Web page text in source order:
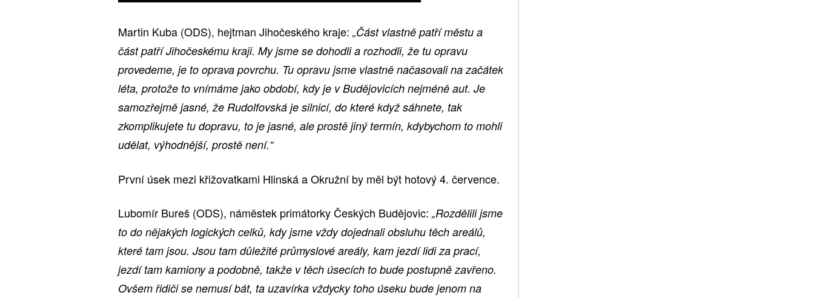
Martin Kuba (ODS), hejtman Jihočeského kraje: „Část vlastně patří městu a
část patří Jihočeskému kraji. My jsme se dohodli a rozhodli, že tu opravu
provedeme, je to oprava povrchu. Tu opravu jsme vlastně načasovali na začátek
léta, protože to vnímáme jako období, kdy je v Budějovicích nejméně aut. Je
samozřejmě jasné, že Rudolfovská je silnicí, do které když sáhnete, tak
zkomplikujete tu dopravu, to je jasné, ale prostě jiný termín, kdybychom to mohli
udělat, výhodnější, prostě není.“
První úsek mezi křižovatkami Hlinská a Okružní by měl být hotový 4. července.
Lubomír Bureš (ODS), náměstek primátorky Českých Budějovic: „Rozdělili jsme
to do nějakých logických celků, kdy jsme vždy dojednali obsluhu těch areálů,
které tam jsou. Jsou tam důležité průmyslové areály, kam jezdí lidi za prací,
jezdí tam kamiony a podobně, takže v těch úsecích to bude postupně zavřeno.
Ovšem řidiči se nemusí bát, ta uzavírka vždycky toho úseku bude jenom na